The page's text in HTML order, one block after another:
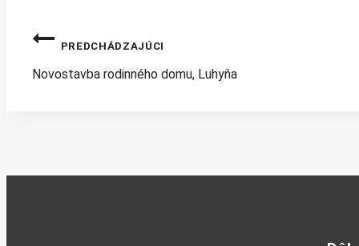
PREDCHÁDZAJÚCI
Novostavba rodinného domu, Luhyňa